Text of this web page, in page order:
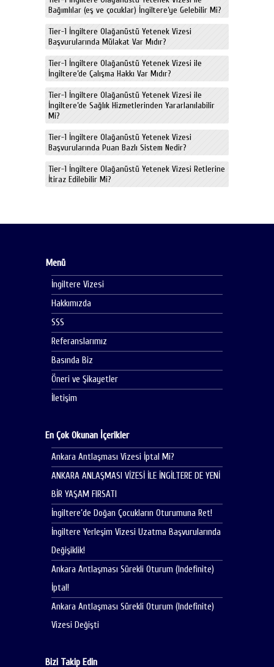
Bağımlılar (eş ve çocuklar) İngiltere’ye Gelebilir Mi?
Tier-1 İngiltere Olağanüstü Yetenek Vizesi
Başvurularında Mülakat Var Mıdır?
Tier-1 İngiltere Olağanüstü Yetenek Vizesi ile
İngiltere’de Çalışma Hakkı Var Mıdır?
Tier-1 İngiltere Olağanüstü Yetenek Vizesi ile
İngiltere’de Sağlık Hizmetlerinden Yararlanılabilir
Mi?
Tier-1 İngiltere Olağanüstü Yetenek Vizesi
Başvurularında Puan Bazlı Sistem Nedir?
Tier-1 İngiltere Olağanüstü Yetenek Vizesi Retlerine
İtiraz Edilebilir Mi?
Menü
İngiltere Vizesi
Hakkımızda
SSS
Referanslarımız
Basında Biz
Öneri ve Şikayetler
İletişim
En Çok Okunan İçerikler
Ankara Antlaşması Vizesi İptal Mi?
ANKARA ANLAŞMASI VİZESİ İLE İNGİLTERE DE YENİ
BİR YAŞAM FIRSATI
İngiltere’de Doğan Çocukların Oturumuna Ret!
İngiltere Yerleşim Vizesi Uzatma Başvurularında
Değişiklik!
Ankara Antlaşması Sürekli Oturum (Indefinite)
İptal!
Ankara Antlaşması Sürekli Oturum (Indefinite)
Vizesi Değişti
Bizi Takip Edin